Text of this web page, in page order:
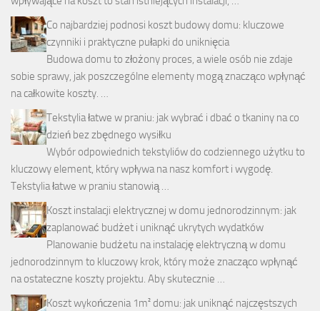
Co najbardziej podnosi koszt budowy domu: kluczowe
czynniki i praktyczne pułapki do uniknięcia
Budowa domu to złożony proces, a wiele osób nie zdaje
sobie sprawy, jak poszczególne elementy mogą znacząco wpłynąć
na całkowite koszty. …
Tekstylia łatwe w praniu: jak wybrać i dbać o tkaniny na co
dzień bez zbędnego wysiłku
Wybór odpowiednich tekstyliów do codziennego użytku to
kluczowy element, który wpływa na nasz komfort i wygodę.
Tekstylia łatwe w praniu stanowią …
Koszt instalacji elektrycznej w domu jednorodzinnym: jak
zaplanować budżet i uniknąć ukrytych wydatków
Planowanie budżetu na instalację elektryczną w domu
jednorodzinnym to kluczowy krok, który może znacząco wpłynąć
na ostateczne koszty projektu. Aby skutecznie …
Koszt wykończenia 1m² domu: jak uniknąć najczęstszych